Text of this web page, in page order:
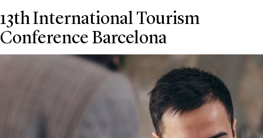
13th International Tourism
Conference Barcelona